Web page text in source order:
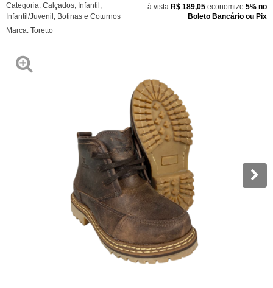
Categoria: Calçados Infantil
Infantil/Juvenil Botinas e Coturnos
Marca: Toretto
à vista R$ 189,05 economize 5% no
Boleto Bancário ou Pix